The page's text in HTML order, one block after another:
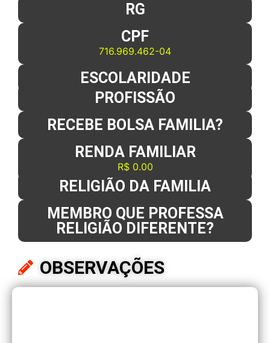
RG
CPF
716.969.462-04
ESCOLARIDADE
PROFISSÃO
RECEBE BOLSA FAMILIA?
RENDA FAMILIAR
R$ 0.00
RELIGIÃO DA FAMILIA
MEMBRO QUE PROFESSA
RELIGIÃO DIFERENTE?
OBSERVAÇÕES